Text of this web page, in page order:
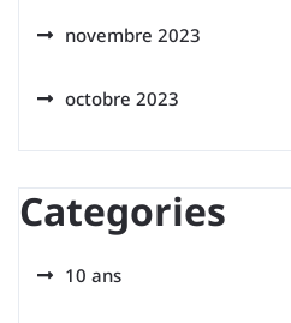
novembre 2023
octobre 2023
Categories
10 ans